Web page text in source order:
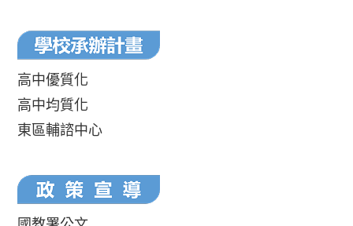
高中優質化
高中均質化
東區輔諮中心